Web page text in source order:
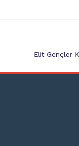
Elit Gençler